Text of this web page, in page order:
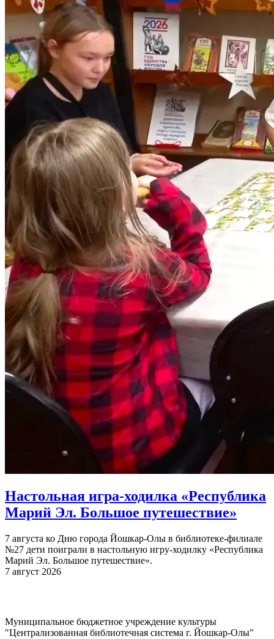
Настольная игра-ходилка «Республика
Марий Эл. Большое путешествие»
7 августа ко Дню города Йошкар-Олы в библиотеке-филиале
№27 дети поиграли в настольную игру-ходилку «Республика
Марий Эл. Большое путешествие».
7 август 2026
Муниципальное бюджетное учреждение культуры
"Централизованная библиотечная система г. Йошкар-Олы"